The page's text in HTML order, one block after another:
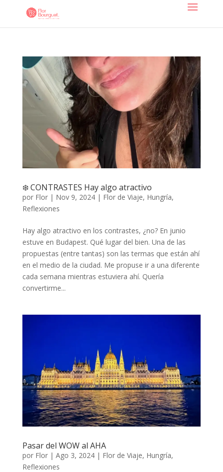
❄️ CONTRASTES Hay algo atractivo
por Flor| Nov 9, 2024| Flor de Viaje, Hungría,
Reflexiones
Hay algo atractivo en los contrastes, ¿no? En junio
estuve en Budapest. Qué lugar del bien. Una de las
propuestas (entre tantas) son las termas que están ahí
en el medio de la ciudad. Me propuse ir a una diferente
cada semana mientras estuviera ahí. Quería
convertirme...
Pasar del WOW al AHA
por Flor| Ago 3, 2024| Flor de Viaje, Hungría,
Reflexiones